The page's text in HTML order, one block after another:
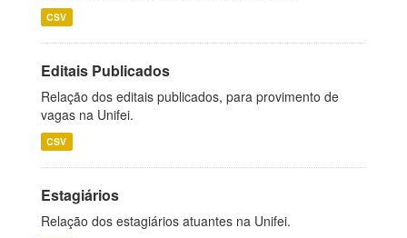
CSV
Editais Publicados
Relação dos editais publicados, para provimento de
vagas na Unifei.
CSV
Estagiários
Relação dos estagiários atuantes na Unifei.